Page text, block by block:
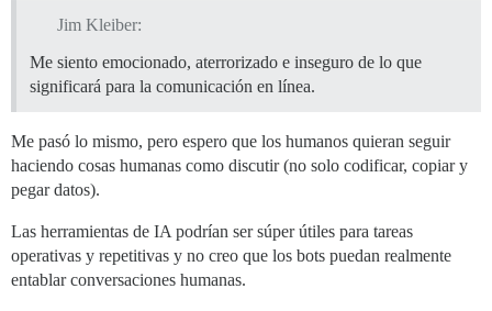
Jim Kleiber:
Me siento emocionado, aterrorizado e inseguro de lo que
significará para la comunicación en línea.
Me pasó lo mismo, pero espero que los humanos quieran seguir
haciendo cosas humanas como discutir (no solo codificar, copiar y
pegar datos).
Las herramientas de IA podrían ser súper útiles para tareas
operativas y repetitivas y no creo que los bots puedan realmente
entablar conversaciones humanas.